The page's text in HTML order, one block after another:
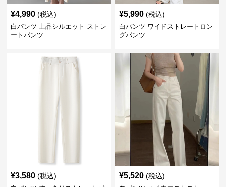
¥4,990 (税込)
白パンツ 上品シルエット ストレ
ートパンツ
¥5,990 (税込)
白パンツ ワイドストレートロン
グパンツ
¥3,580 (税込) ¥5,520 (税込)